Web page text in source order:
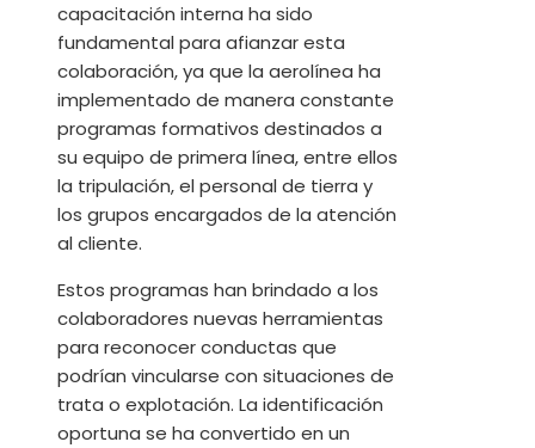
capacitación interna ha sido
fundamental para afianzar esta
colaboración, ya que la aerolínea ha
implementado de manera constante
programas formativos destinados a
su equipo de primera línea, entre ellos
la tripulación, el personal de tierra y
los grupos encargados de la atención
al cliente.
Estos programas han brindado a los
colaboradores nuevas herramientas
para reconocer conductas que
podrían vincularse con situaciones de
trata o explotación. La identificación
oportuna se ha convertido en un